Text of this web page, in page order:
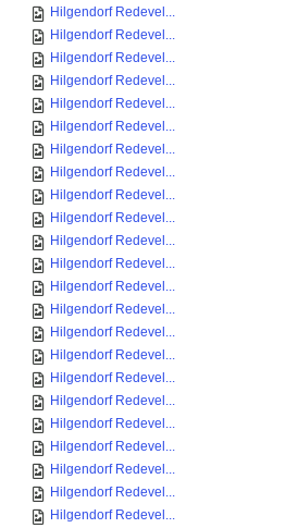
Hilgendorf Redevel...
Hilgendorf Redevel...
Hilgendorf Redevel...
Hilgendorf Redevel...
Hilgendorf Redevel...
Hilgendorf Redevel...
Hilgendorf Redevel...
Hilgendorf Redevel...
Hilgendorf Redevel...
Hilgendorf Redevel...
Hilgendorf Redevel...
Hilgendorf Redevel...
Hilgendorf Redevel...
Hilgendorf Redevel...
Hilgendorf Redevel...
Hilgendorf Redevel...
Hilgendorf Redevel...
Hilgendorf Redevel...
Hilgendorf Redevel...
Hilgendorf Redevel...
Hilgendorf Redevel...
Hilgendorf Redevel...
Hilgendorf Redevel...